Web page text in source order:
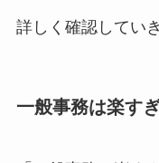
詳しく確認してい
一般事務は楽す